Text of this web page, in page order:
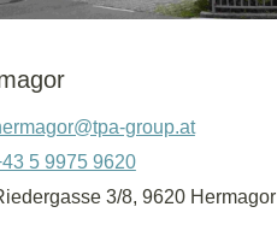
group.at
5 9975 9620
3/8, 9620 Hermagor